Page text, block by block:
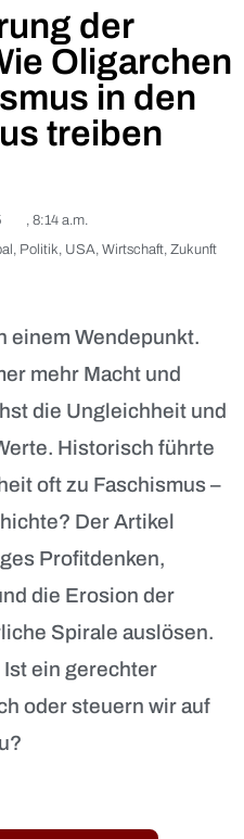
der
Oligarchen
in den
treiben
, 8:14 a.m.
, Politik, USA, Wirtschaft, Zukunft
einem Wendepunkt.
mehr Macht und
die Ungleichheit und
Historisch führte
oft zu Faschismus –
Der Artikel
Profitdenken,
die Erosion der
Spirale auslösen.
ein gerechter
oder steuern wir auf